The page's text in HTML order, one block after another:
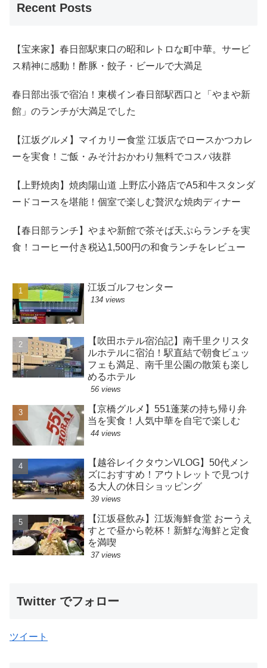
Recent Posts
【宝来家】春日部駅東口の昭和レトロな町中華。サービ
ス精神に感動！酢豚・餃子・ビールで大満足
春日部出張で宿泊！東横イン春日部駅西口と「やまや新
館」のランチが大満足でした
【江坂グルメ】マイカリー食堂 江坂店でロースかつカレ
ーを実食！ご飯・みそ汁おかわり無料でコスパ抜群
【上野焼肉】焼肉陽山道 上野広小路店でA5和牛スタンダ
ードコースを堪能！個室で楽しむ贅沢な焼肉ディナー
【春日部ランチ】やまや新館で茶そば天ぷらランチを実
食！コーヒー付き税込1,500円の和食ランチをレビュー
江坂ゴルフセンター
134 views
【吹田ホテル宿泊記】南千里クリスタ
ルホテルに宿泊！駅直結で朝食ビュッ
フェも満足、南千里公園の散策も楽し
めるホテル
56 views
【京橋グルメ】551蓬莱の持ち帰り弁
当を実食！人気中華を自宅で楽しむ
44 views
【越谷レイクタウンVLOG】50代メン
ズにおすすめ！アウトレットで見つけ
る大人の休日ショッピング
39 views
【江坂昼飲み】江坂海鮮食堂 おーうえ
すとで昼から乾杯！新鮮な海鮮と定食
を満喫
37 views
Twitter でフォロー
ツイート